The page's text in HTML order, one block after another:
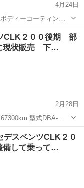
4月24日
ディーコーティング
に変更済みで レンズの
脂関係は交換済みで 中
CLK２００後期 部
現状販売 下…
2月28日
型式DBA-
車で購入し、車検が
ど前までは普通にエ
スベンツCLK２０
備して乗って…